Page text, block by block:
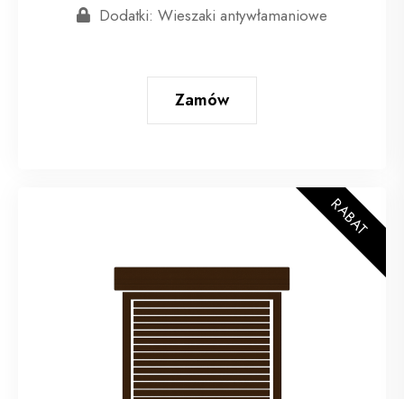
Dodatki: Wieszaki antywłamaniowe
Zamów
RABAT